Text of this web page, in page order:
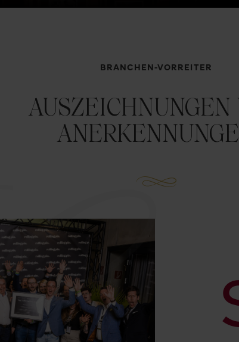
BRANCHEN-VORREITER
AUSZEICHNUNGEN